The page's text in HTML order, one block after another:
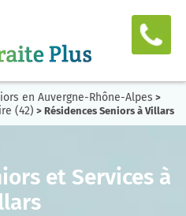
en Auvergne-Rhône-Alpes >
(42) > Résidences Seniors à Villars
et Services à